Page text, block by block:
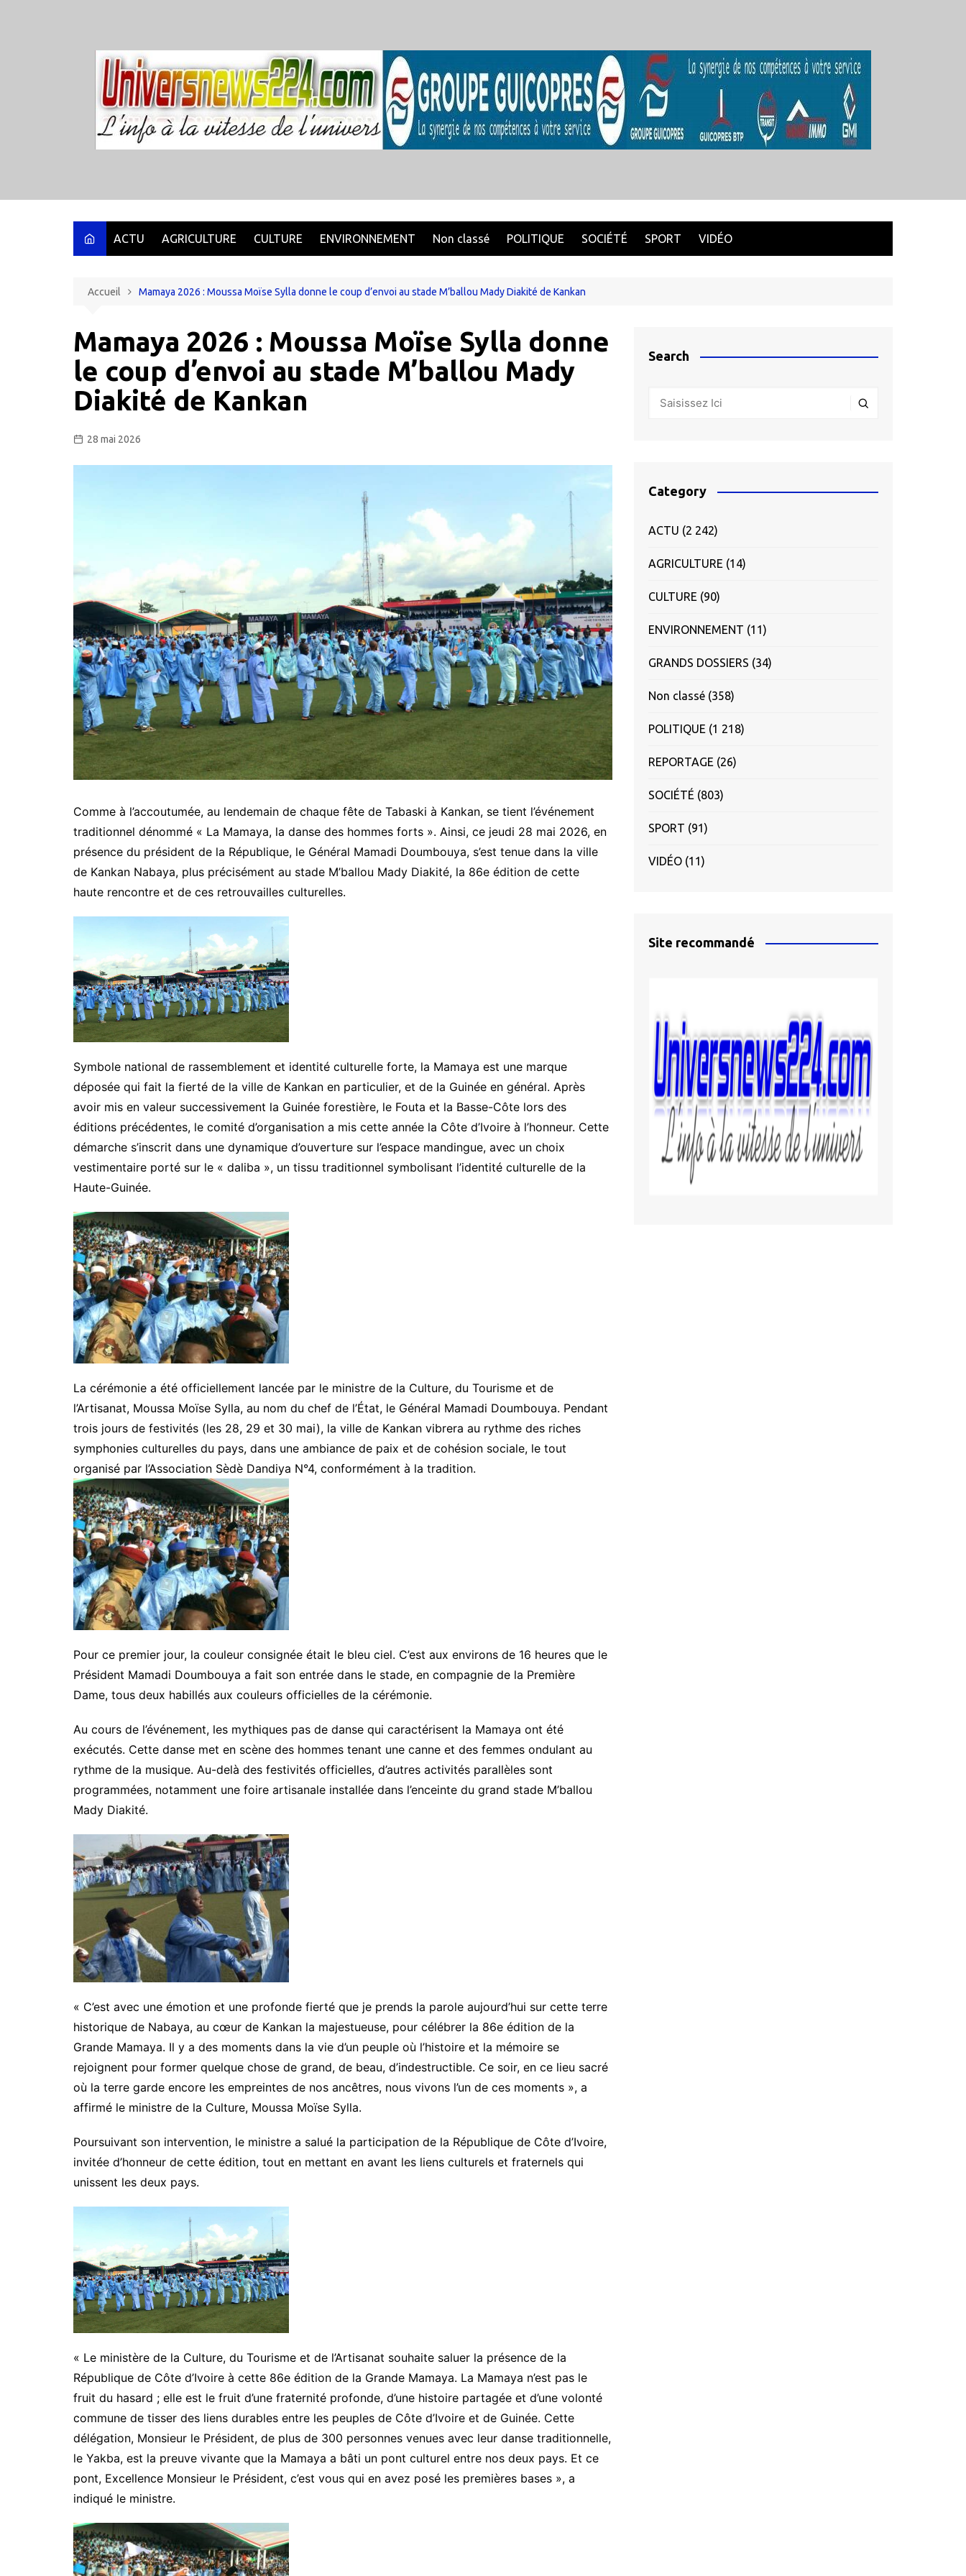
ACTU AGRICULTURE CULTURE ENVIRONNEMENT Non classé POLITIQUE SOCIÉTÉ SPORT VIDÉO
Accueil Mamaya 2026 : Moussa Moïse Sylla donne le coup d’envoi au stade M’ballou Mady Diakité de Kankan
Mamaya 2026 : Moussa Moïse Sylla donne
le coup d’envoi au stade M’ballou Mady
Diakité de Kankan
28 mai 2026
Comme à l’accoutumée, au lendemain de chaque fête de Tabaski à Kankan, se tient l’événement
traditionnel dénommé « La Mamaya, la danse des hommes forts ». Ainsi, ce jeudi 28 mai 2026, en
présence du président de la République, le Général Mamadi Doumbouya, s’est tenue dans la ville
de Kankan Nabaya, plus précisément au stade M’ballou Mady Diakité, la 86e édition de cette
haute rencontre et de ces retrouvailles culturelles.
Symbole national de rassemblement et identité culturelle forte, la Mamaya est une marque
déposée qui fait la fierté de la ville de Kankan en particulier, et de la Guinée en général. Après
avoir mis en valeur successivement la Guinée forestière, le Fouta et la Basse-Côte lors des
éditions précédentes, le comité d’organisation a mis cette année la Côte d’Ivoire à l’honneur. Cette
démarche s’inscrit dans une dynamique d’ouverture sur l’espace mandingue, avec un choix
vestimentaire porté sur le « daliba », un tissu traditionnel symbolisant l’identité culturelle de la
Haute-Guinée.
La cérémonie a été officiellement lancée par le ministre de la Culture, du Tourisme et de
l’Artisanat, Moussa Moïse Sylla, au nom du chef de l’État, le Général Mamadi Doumbouya. Pendant
trois jours de festivités (les 28, 29 et 30 mai), la ville de Kankan vibrera au rythme des riches
symphonies culturelles du pays, dans une ambiance de paix et de cohésion sociale, le tout
organisé par l’Association Sèdè Dandiya N°4, conformément à la tradition.
Pour ce premier jour, la couleur consignée était le bleu ciel. C’est aux environs de 16 heures que le
Président Mamadi Doumbouya a fait son entrée dans le stade, en compagnie de la Première
Dame, tous deux habillés aux couleurs officielles de la cérémonie.
Au cours de l’événement, les mythiques pas de danse qui caractérisent la Mamaya ont été
exécutés. Cette danse met en scène des hommes tenant une canne et des femmes ondulant au
rythme de la musique. Au-delà des festivités officielles, d’autres activités parallèles sont
programmées, notamment une foire artisanale installée dans l’enceinte du grand stade M’ballou
Mady Diakité.
« C’est avec une émotion et une profonde fierté que je prends la parole aujourd’hui sur cette terre
historique de Nabaya, au cœur de Kankan la majestueuse, pour célébrer la 86e édition de la
Grande Mamaya. Il y a des moments dans la vie d’un peuple où l’histoire et la mémoire se
rejoignent pour former quelque chose de grand, de beau, d’indestructible. Ce soir, en ce lieu sacré
où la terre garde encore les empreintes de nos ancêtres, nous vivons l’un de ces moments », a
affirmé le ministre de la Culture, Moussa Moïse Sylla.
Poursuivant son intervention, le ministre a salué la participation de la République de Côte d’Ivoire,
invitée d’honneur de cette édition, tout en mettant en avant les liens culturels et fraternels qui
unissent les deux pays.
« Le ministère de la Culture, du Tourisme et de l’Artisanat souhaite saluer la présence de la
République de Côte d’Ivoire à cette 86e édition de la Grande Mamaya. La Mamaya n’est pas le
fruit du hasard ; elle est le fruit d’une fraternité profonde, d’une histoire partagée et d’une volonté
commune de tisser des liens durables entre les peuples de Côte d’Ivoire et de Guinée. Cette
délégation, Monsieur le Président, de plus de 300 personnes venues avec leur danse traditionnelle,
le Yakba, est la preuve vivante que la Mamaya a bâti un pont culturel entre nos deux pays. Et ce
pont, Excellence Monsieur le Président, c’est vous qui en avez posé les premières bases », a
indiqué le ministre.
Search
Category
ACTU (2 242)
AGRICULTURE (14)
CULTURE (90)
ENVIRONNEMENT (11)
GRANDS DOSSIERS (34)
Non classé (358)
POLITIQUE (1 218)
REPORTAGE (26)
SOCIÉTÉ (803)
SPORT (91)
VIDÉO (11)
Site recommandé